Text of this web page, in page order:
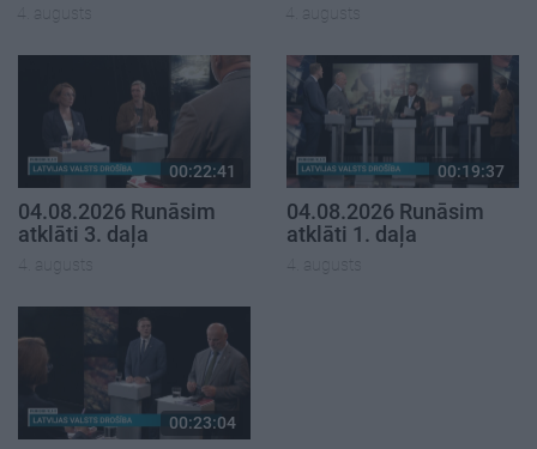
4. augusts 4. augusts
00:22:41
04.08.2026 Runāsim
atklāti 3. daļa
4. augusts
00:19:37
04.08.2026 Runāsim
atklāti 1. daļa
4. augusts
00:23:04